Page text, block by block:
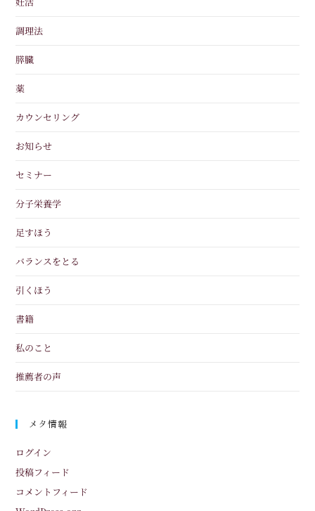
調理法
膵臓
薬
カウンセリング
お知らせ
セミナー
分子栄養学
足すほう
バランスをとる
引くほう
書籍
私のこと
推薦者の声
メタ情報
ログイン
投稿フィード
コメントフィード